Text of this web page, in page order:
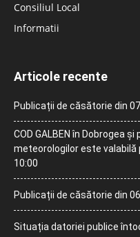
Consiliul Local
Informatii
Articole recente
Publicații de căsătorie din
COD GALBEN în Dobrogea
meteorologilor este valabilă
10:00
Publicații de căsătorie din
Situația datoriei publice